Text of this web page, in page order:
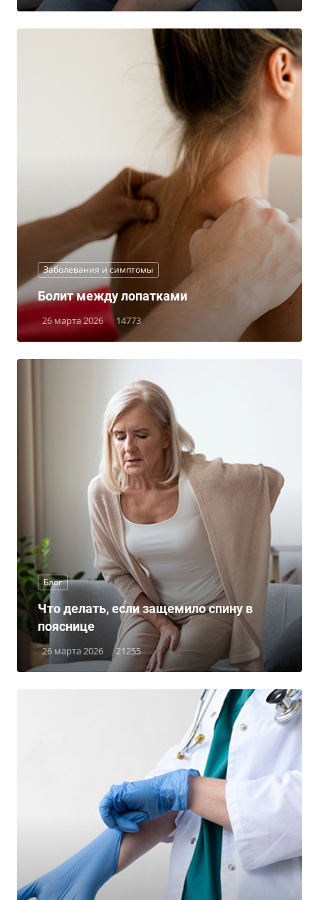
Заболевания и симптомы
26 марта 2026 14773
Болит между лопатками
Блог
26 марта 2026 21255
Что делать, если защемило спину в
пояснице